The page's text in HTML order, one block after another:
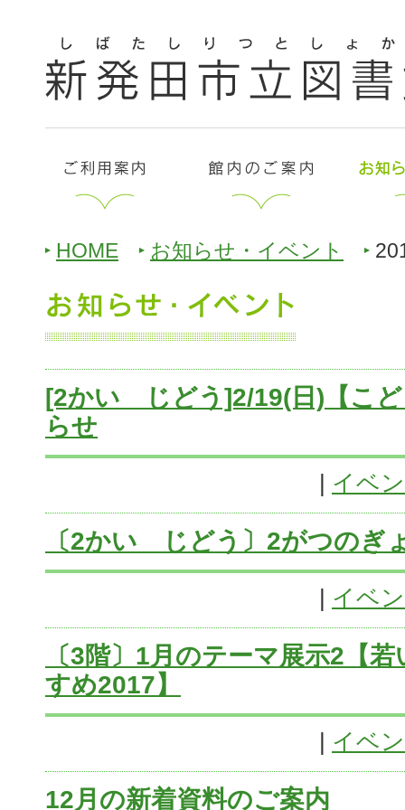
HOME お知らせ・イベント
[2かい じどう]2/19(日)【こど
らせ
イベ
〔2かい じどう〕2がつのぎ
イベ
〔3階〕1月のテーマ展示2【
すめ2017】
イベ
12月の新着資料のご案内